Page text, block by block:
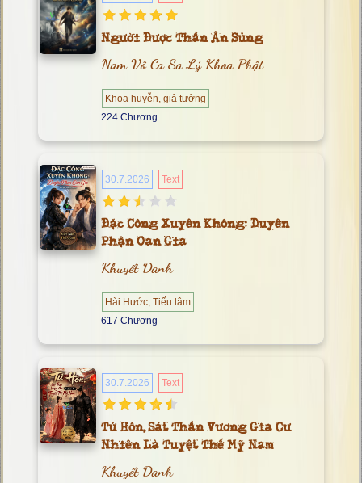
Người Được Thần Ân Sủng
Nam Vô Ca Sa Lý Khoa Phật
Khoa huyễn, giả tưởng
224 Chương
30.7.2026 Text
Đặc Công Xuyên Không: Duyên
Phận Oan Gia
Khuyết Danh
Hài Hước, Tiếu lâm
617 Chương
30.7.2026 Text
Tứ Hôn, Sát Thần Vương Gia Cư
Nhiên Là Tuyệt Thế Mỹ Nam
Khuyết Danh